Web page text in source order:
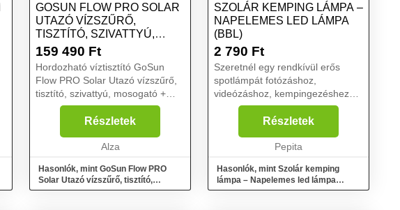
GOSUN FLOW PRO SOLAR
UTAZÓ VÍZSZŰRŐ,
TISZTÍTÓ, SZIVATTYÚ,
MOSOGATÓ + ZUHANY
159 490 Ft
Hordozható víztisztító GoSun
Flow PRO Solar Utazó vízszűrő,
tisztító, szivattyú, mosogató +
zuhany...
Részletek
Alza
Hasonlók, mint GoSun Flow PRO
Solar Utazó vízszűrő, tisztító,
szivattyú, mosogató + zuhany
SZOLÁR KEMPING LÁMPA –
NAPELEMES LED LÁMPA
(BBL)
2 790 Ft
Szeretnél egy rendkívül erős
spotlámpát fotózáshoz,
videózáshoz, kempingezéshez
vagy egyszerűen csak a
mindennapi használathoz? Egy
könnyű, mobilis és bivalyerős
fényforrást kínálunk Neked,
Részletek
Pepita
Hasonlók, mint Szolár kemping
lámpa – Napelemes led lámpa
(BBL)